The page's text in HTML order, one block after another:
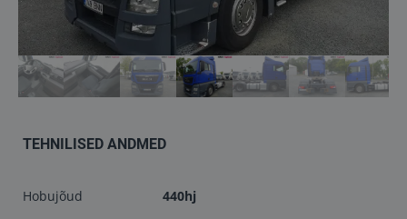
info@keilma.ee
+372 605 2000
TEHNILISED ANDMED
Hobujõud 440hj